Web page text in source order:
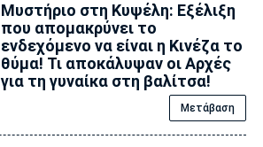
Μυστήριο στη Κυψέλη: Εξέλιξη
που απομακρύνει το
ενδεχόμενο να είναι η Κινέζα το
θύμα! Τι αποκάλυψαν οι Αρχές
για τη γυναίκα στη βαλίτσα!
Μετάβαση